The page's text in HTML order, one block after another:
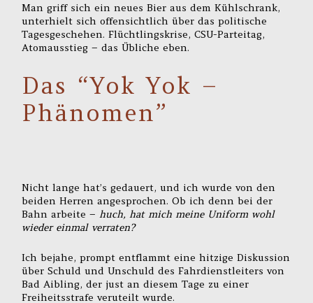
Man griff sich ein neues Bier aus dem Kühlschrank,
unterhielt sich offensichtlich über das politische
Tagesgeschehen. Flüchtlingskrise, CSU-Parteitag,
Atomausstieg – das Übliche eben.
Das “Yok Yok –
Phänomen”
Nicht lange hat’s gedauert, und ich wurde von den
beiden Herren angesprochen. Ob ich denn bei der
Bahn arbeite –huch, hat mich meine Uniform wohl
wieder einmal verraten?
Ich bejahe, prompt entflammt eine hitzige Diskussion
über Schuld und Unschuld des Fahrdienstleiters von
Bad Aibling, der just an diesem Tage zu einer
Freiheitsstrafe veruteilt wurde.